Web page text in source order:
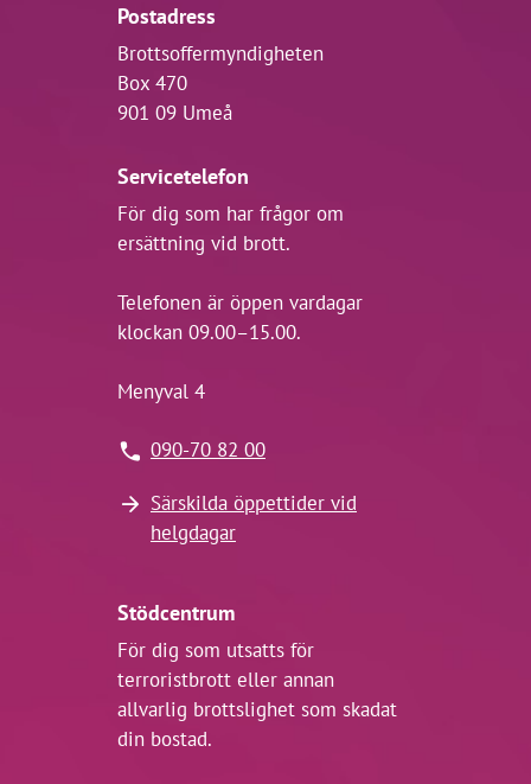
Postadress
Brottsoffermyndigheten
Box 470
901 09 Umeå
Servicetelefon
För dig som har frågor om
ersättning vid brott.
Telefonen är öppen vardagar
klockan 09.00–15.00.
Menyval 4
090-70 82 00
Särskilda öppettider vid
helgdagar
Stödcentrum
För dig som utsatts för
terroristbrott eller annan
allvarlig brottslighet som skadat
din bostad.